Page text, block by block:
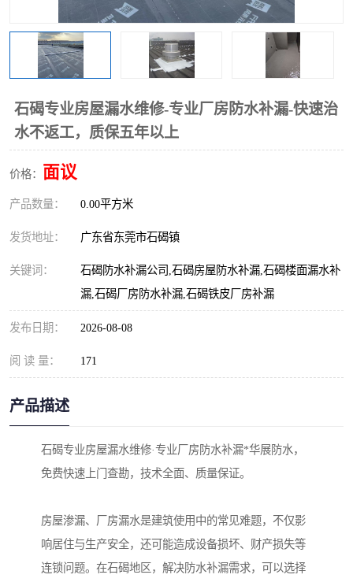
石碣专业房屋漏水维修-专业厂房防水补漏-快速治
水不返工，质保五年以上
价格： 面议
产品数量： 0.00平方米
发货地址： 广东省东莞市石碣镇
关键词：
石碣防水补漏公司,石碣房屋防水补漏,石碣楼面漏水补
漏,石碣厂房防水补漏,石碣铁皮厂房补漏
发布日期： 2026-08-08
阅 读 量： 171
产品描述
石碣专业房屋漏水维修·专业厂房防水补漏*华展防水，
免费快速上门查勘，技术全面、质量保证。
房屋渗漏、厂房漏水是建筑使用中的常见难题，不仅影
响居住与生产安全，还可能造成设备损坏、财产损失等
连锁问题。在石碣地区，解决防水补漏需求，可以选择